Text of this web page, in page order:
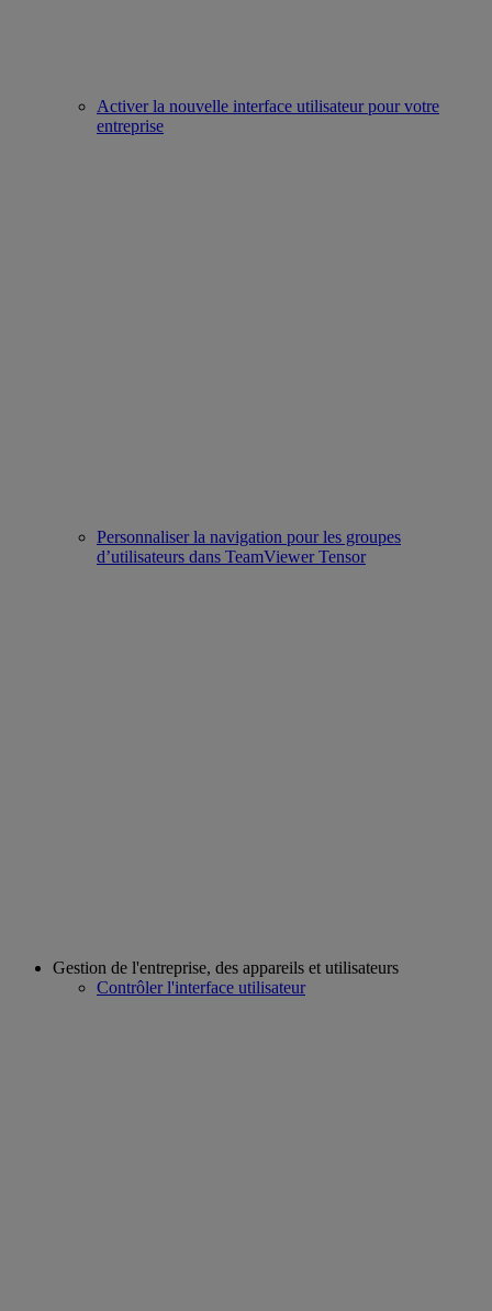
Activer la nouvelle interface utilisateur pour votre
entreprise
Personnaliser la navigation pour les groupes
d’utilisateurs dans TeamViewer Tensor
Gestion de l'entreprise, des appareils et utilisateurs
Contrôler l'interface utilisateur